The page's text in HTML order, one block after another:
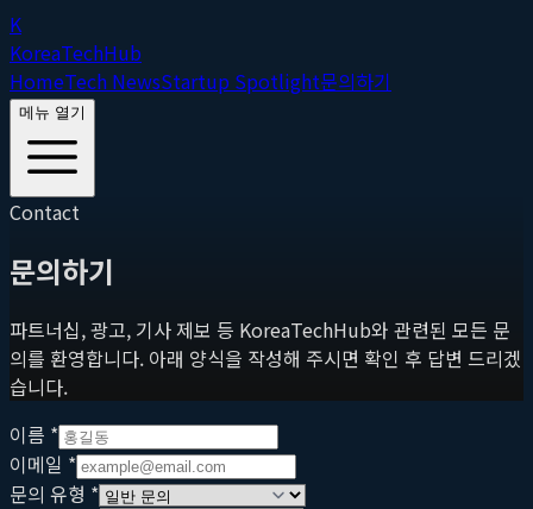
K
KoreaTechHub
HomeTech NewsStartup Spotlight문의하기
메뉴 열기
Contact
문의하기
파트너십, 광고, 기사 제보 등 KoreaTechHub와 관련된 모든 문
의를 환영합니다. 아래 양식을 작성해 주시면 확인 후 답변 드리겠
습니다.
이름 *
이메일 *
문의 유형 *